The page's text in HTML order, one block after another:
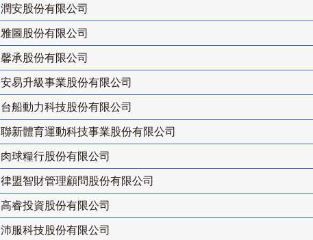
潤安股份有限公司
雅圖股份有限公司
馨承股份有限公司
安易升級事業股份有限公司
台船動力科技股份有限公司
聯新體育運動科技事業股份有限公司
肉球糧行股份有限公司
律盟智財管理顧問股份有限公司
高睿投資股份有限公司
沛服科技股份有限公司